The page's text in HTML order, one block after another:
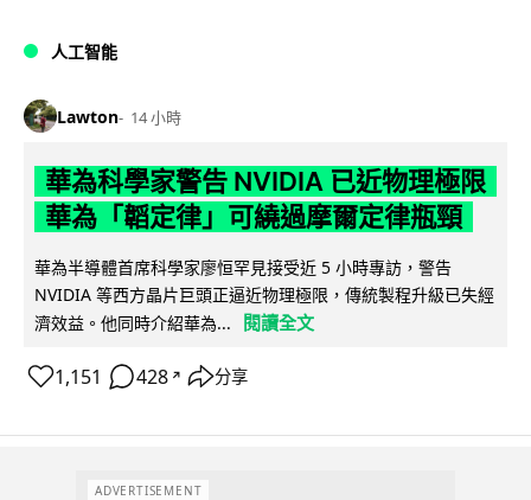
人工智能
Lawton 14 小時
華為科學家警告 NVIDIA 已近物理極限
華為「韜定律」可繞過摩爾定律瓶頸
華為半導體首席科學家廖恒罕見接受近 5 小時專訪，警告
NVIDIA 等西方晶片巨頭正逼近物理極限，傳統製程升級已失經
濟效益。他同時介紹華為...
閱讀全文
1,151 428 ↗ 分享
ADVERTISEMENT